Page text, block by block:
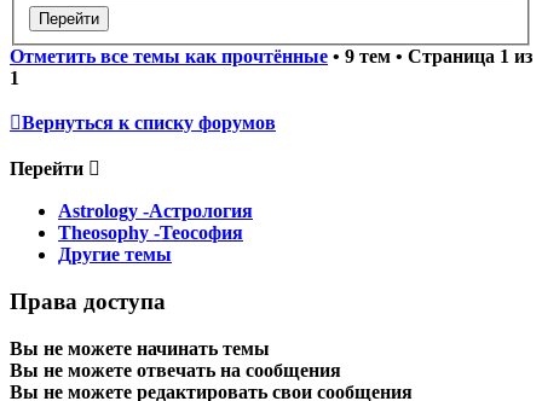
Отметить все темы как прочтённые • 9 тем • Страница 1 из
1
Вернуться к списку форумов
Перейти
Astrology -Астрология
Theosophy -Теософия
Другие темы
Права доступа
Вы не можете начинать темы
Вы не можете отвечать на сообщения
Вы не можете редактировать свои сообщения